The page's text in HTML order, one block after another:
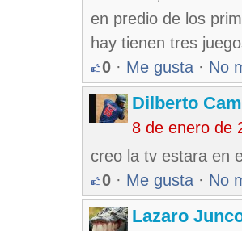
en predio de los
hay tienen tres
0 · Me gusta · No
Dilberto
8 de enero de
creo la tv estara en
0 · Me gusta · No
Lazaro